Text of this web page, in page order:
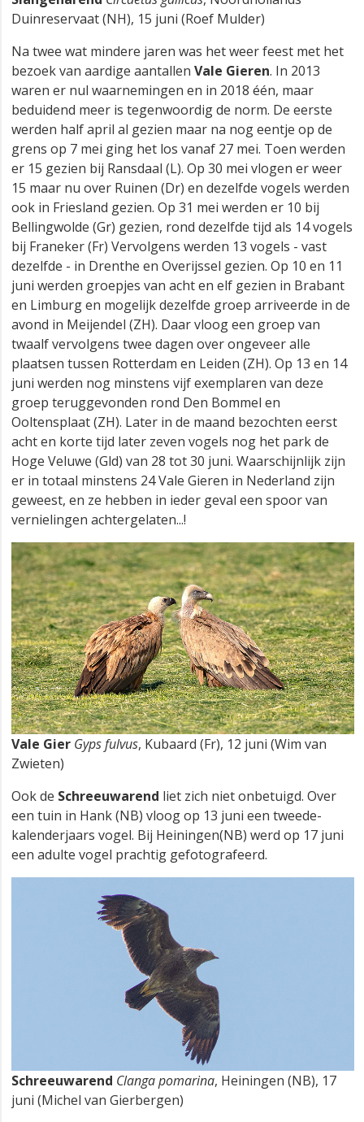
Duinreservaat (NH), 15 juni (Roef Mulder)
Na twee wat mindere jaren was het weer feest met het
bezoek van aardige aantallen Vale Gieren. In 2013
waren er nul waarnemingen en in 2018 één, maar
beduidend meer is tegenwoordig de norm. De eerste
werden half april al gezien maar na nog eentje op de
grens op 7 mei ging het los vanaf 27 mei. Toen werden
er 15 gezien bij Ransdaal (L). Op 30 mei vlogen er weer
15 maar nu over Ruinen (Dr) en dezelfde vogels werden
ook in Friesland gezien. Op 31 mei werden er 10 bij
Bellingwolde (Gr) gezien, rond dezelfde tijd als 14 vogels
bij Franeker (Fr) Vervolgens werden 13 vogels - vast
dezelfde - in Drenthe en Overijssel gezien. Op 10 en 11
juni werden groepjes van acht en elf gezien in Brabant
en Limburg en mogelijk dezelfde groep arriveerde in de
avond in Meijendel (ZH). Daar vloog een groep van
twaalf vervolgens twee dagen over ongeveer alle
plaatsen tussen Rotterdam en Leiden (ZH). Op 13 en 14
juni werden nog minstens vijf exemplaren van deze
groep teruggevonden rond Den Bommel en
Ooltensplaat (ZH). Later in de maand bezochten eerst
acht en korte tijd later zeven vogels nog het park de
Hoge Veluwe (Gld) van 28 tot 30 juni. Waarschijnlijk zijn
er in totaal minstens 24 Vale Gieren in Nederland zijn
geweest, en ze hebben in ieder geval een spoor van
vernielingen achtergelaten...!
Vale Gier Gyps fulvus, Kubaard (Fr), 12 juni (Wim van
Zwieten)
Ook de Schreeuwarend liet zich niet onbetuigd. Over
een tuin in Hank (NB) vloog op 13 juni een tweede-
kalenderjaars vogel. Bij Heiningen(NB) werd op 17 juni
een adulte vogel prachtig gefotografeerd.
Schreeuwarend Clanga pomarina, Heiningen (NB), 17
juni (Michel van Gierbergen)